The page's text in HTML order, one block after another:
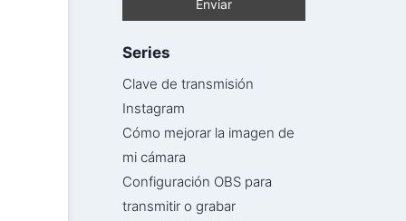
Series
Clave de transmisión
Instagram
Cómo mejorar la imagen de
mi cámara
Configuración OBS para
transmitir o grabar